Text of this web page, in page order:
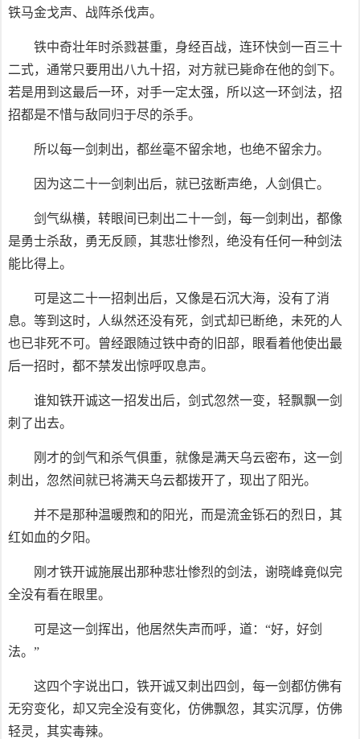
铁马金戈声、战阵杀伐声。
铁中奇壮年时杀戮甚重，身经百战，连环快剑一百三十
二式，通常只要用出八九十招，对方就已毙命在他的剑下。
若是用到这最后一环，对手一定太强，所以这一环剑法，招
招都是不惜与敌同归于尽的杀手。
所以每一剑刺出，都丝毫不留余地，也绝不留余力。
因为这二十一剑刺出后，就已弦断声绝，人剑俱亡。
剑气纵横，转眼间已刺出二十一剑，每一剑刺出，都像
是勇士杀敌，勇无反顾，其悲壮惨烈，绝没有任何一种剑法
能比得上。
可是这二十一招刺出后，又像是石沉大海，没有了消
息。等到这时，人纵然还没有死，剑式却已断绝，未死的人
也已非死不可。曾经跟随过铁中奇的旧部，眼看着他使出最
后一招时，都不禁发出惊呼叹息声。
谁知铁开诚这一招发出后，剑式忽然一变，轻飘飘一剑
刺了出去。
刚才的剑气和杀气俱重，就像是满天乌云密布，这一剑
刺出，忽然间就已将满天乌云都拨开了，现出了阳光。
并不是那种温暖煦和的阳光，而是流金铄石的烈日，其
红如血的夕阳。
刚才铁开诚施展出那种悲壮惨烈的剑法，谢晓峰竟似完
全没有看在眼里。
可是这一剑挥出，他居然失声而呼，道：“好，好剑
法。”
这四个字说出口，铁开诚又刺出四剑，每一剑都仿佛有
无穷变化，却又完全没有变化，仿佛飘忽，其实沉厚，仿佛
轻灵，其实毒辣。